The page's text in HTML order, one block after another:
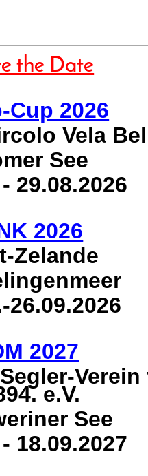
the Date
Cup 2026
Vela
See
29.08.2026
2026
Zelande
26.09.2026
2027
Verein
e.V.
See
18.09.2027